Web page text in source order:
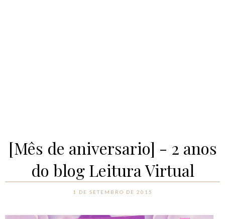
[Mês de aniversario] - 2 anos
do blog Leitura Virtual
1 DE SETEMBRO DE 2015